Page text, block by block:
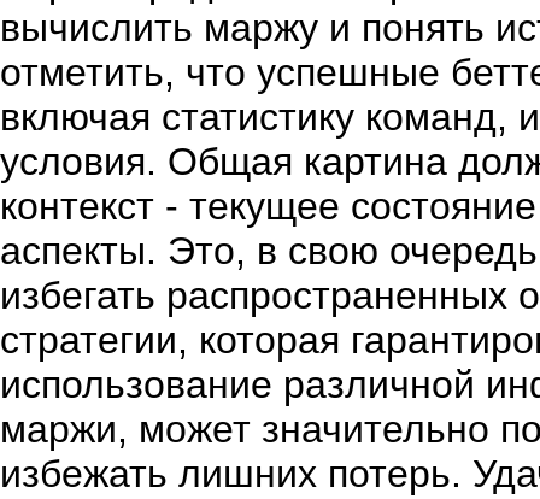
вычислить маржу и понять
отметить, что успешные
включая статистику
условия. Общая картина
контекст - текущее
аспекты. Это, в свою
избегать
стратегии, которая
использование различной
маржи, может значительно
избежать лишних потерь.